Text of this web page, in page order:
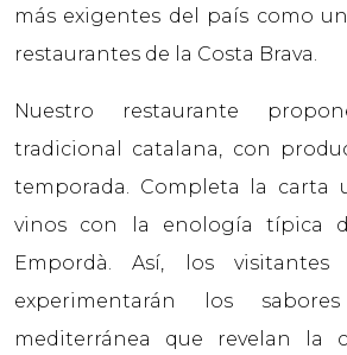
más exigentes del país como
restaurantes de la Costa Brava.
Nuestro restaurante
tradicional catalana, con
temporada. Completa la carta
vinos con la enología típica
Empordà. Así, los visitantes
experimentarán los
mediterránea que revelan la